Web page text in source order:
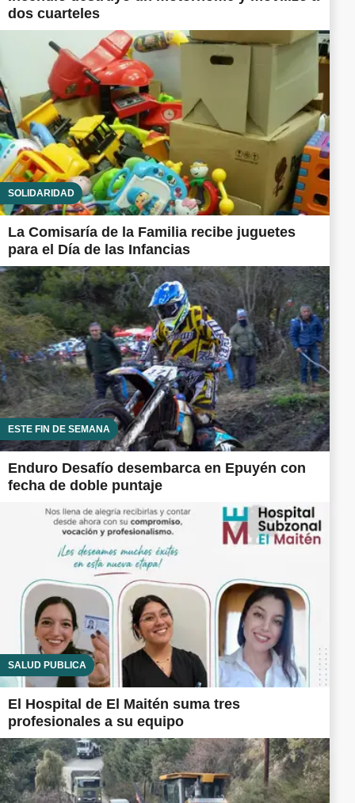
dos cuarteles
SOLIDARIDAD
La Comisaría de la Familia recibe juguetes
para el Día de las Infancias
ESTE FIN DE SEMANA
Enduro Desafío desembarca en Epuyén con
fecha de doble puntaje
SALUD PÚBLICA
El Hospital de El Maitén suma tres
profesionales a su equipo